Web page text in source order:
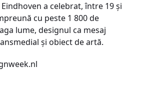
a celebrat, între 19 şi
cu peste 1 800 de
lume, designul ca mesaj
şi obiect de artă.